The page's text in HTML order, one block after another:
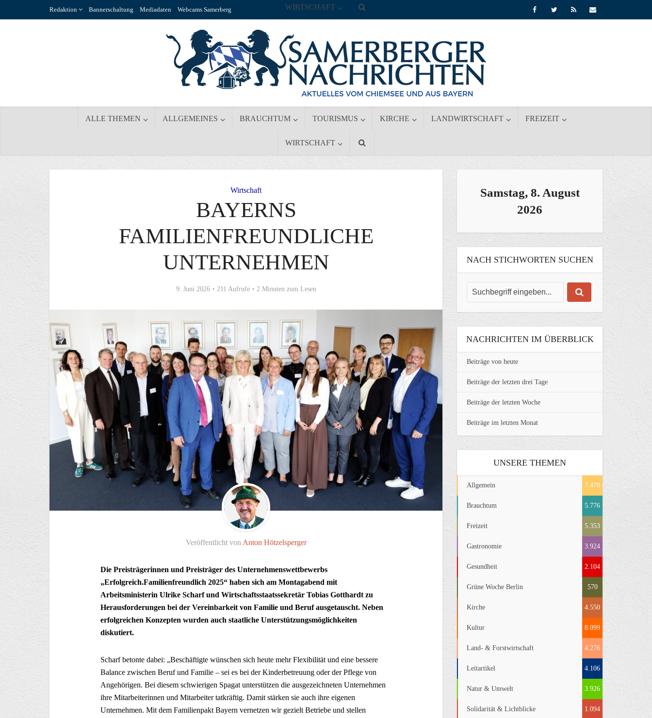
Redaktion Bannerschaltung Mediadaten Webcams Samerberg
ALLE THEMEN ALLGEMEINES BRAUCHTUM TOURISMUS KIRCHE LANDWIRTSCHAFT FREIZEIT
WIRTSCHAFT
WIRTSCHAFT
Wirtschaft
BAYERNS
FAMILIENFREUNDLICHE
UNTERNEHMEN
9. Juni 2026 211 Aufrufe 2 Minuten zum Lesen
Veröffentlicht von Anton Hötzelsperger
Die Preisträgerinnen und Preisträger des Unternehmenswettbewerbs
„Erfolgreich.Familienfreundlich 2025“ haben sich am Montagabend mit
Arbeitsministerin Ulrike Scharf und Wirtschaftsstaatssekretär Tobias Gotthardt zu
Herausforderungen bei der Vereinbarkeit von Familie und Beruf ausgetauscht. Neben
erfolgreichen Konzepten wurden auch staatliche Unterstützungsmöglichkeiten
diskutiert.
Scharf betonte dabei: „Beschäftigte wünschen sich heute mehr Flexibilität und eine bessere
Balance zwischen Beruf und Familie – sei es bei der Kinderbetreuung oder der Pflege von
Angehörigen. Bei diesem schwierigen Spagat unterstützen die ausgezeichneten Unternehmen
ihre Mitarbeiterinnen und Mitarbeiter tatkräftig. Damit stärken sie auch ihre eigenen
Unternehmen. Mit dem Familienpakt Bayern vernetzen wir gezielt Betriebe und stellen
Samstag, 8. August
2026
NACH STICHWORTEN SUCHEN
NACHRICHTEN IM ÜBERBLICK
Beiträge von heute
Beiträge der letzten drei Tage
Beiträge der letzten Woche
Beiträge im letzten Monat
UNSERE THEMEN
Allgemein 7.478
Brauchtum 5.776
Freizeit 5.353
Gastronomie 3.924
Gesundheit 2.104
Grüne Woche Berlin 570
Kirche 4.550
Kultur 8.099
Land- & Forstwirtschaft 4.276
Leitartikel 4.106
Natur & Umwelt 3.926
Solidarität & Lichtblicke 1.094